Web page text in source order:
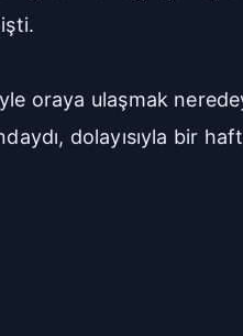
oraya ulaşmak
dolayısıyla bir